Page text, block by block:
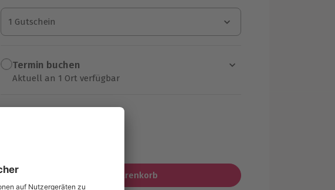
1 Gutschein
1 Gutschein
1 Gutschein
Termin buchen
Aktuell an 1 Ort verfügbar
In den Warenkorb